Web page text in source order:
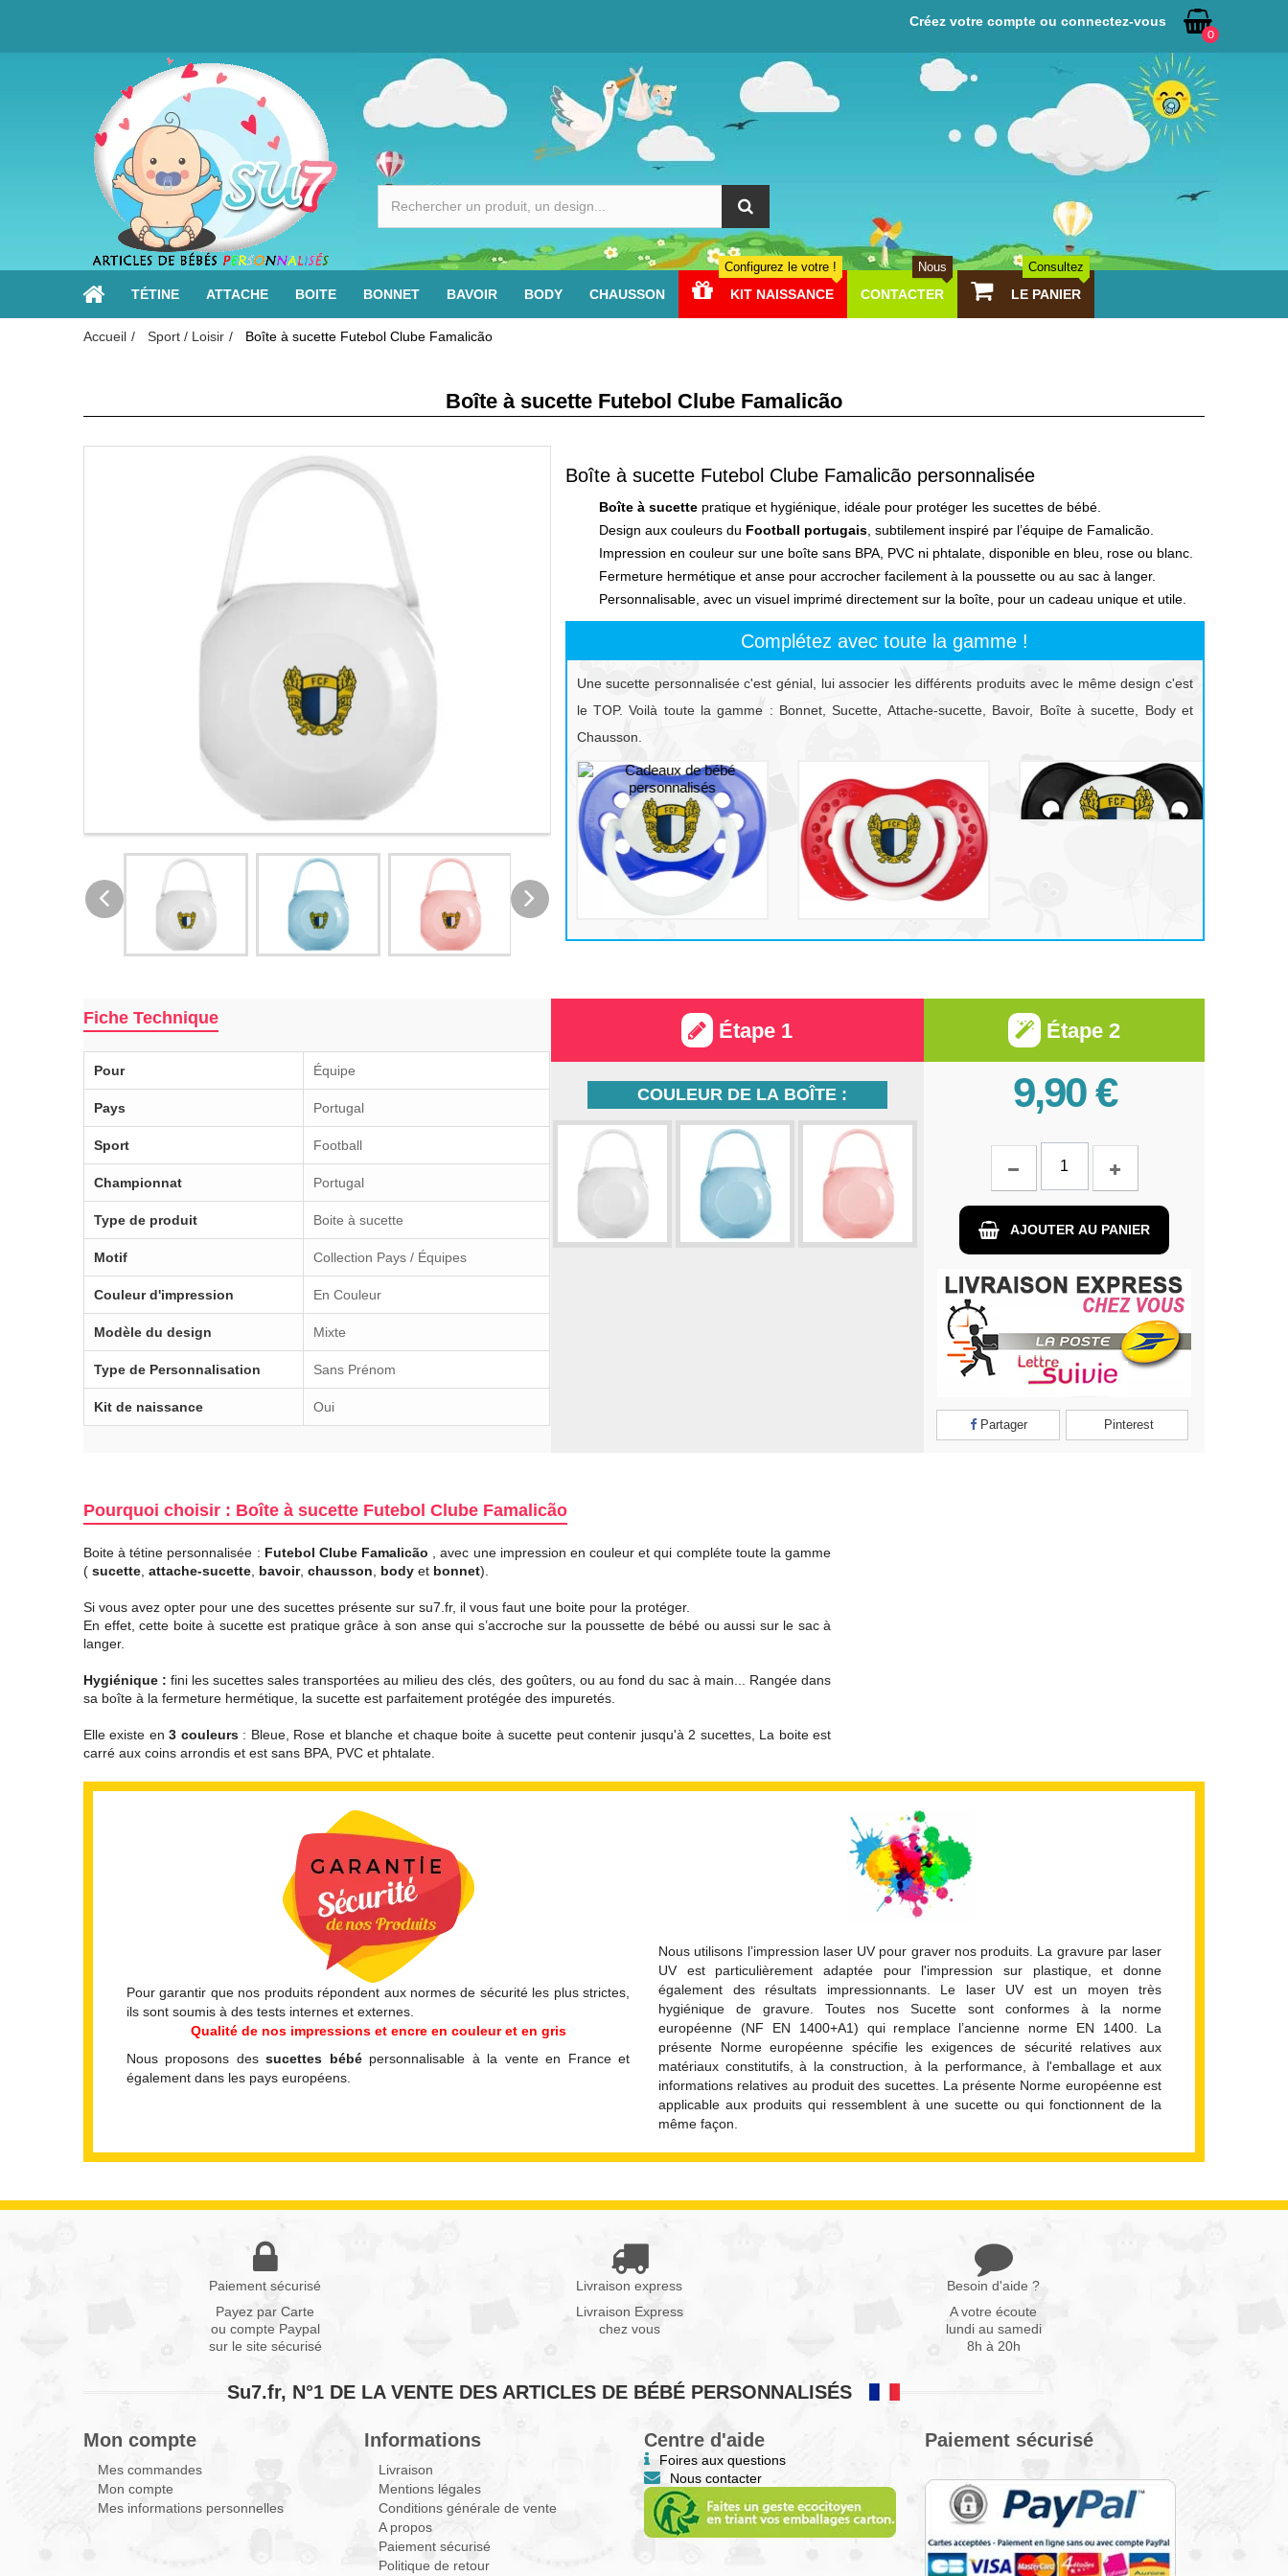
0
Créez votre compte ou connectez-vous
TÉTINE ATTACHE BOITE BONNET BAVOIR BODY CHAUSSON KIT NAISSANCE
Configurez le votre !
CONTACTER
Nous
LE PANIER
Consultez
Accueil Sport / Loisir Boîte à sucette Futebol Clube Famalicão
Boîte à sucette Futebol Clube Famalicão
Boîte à sucette Futebol Clube Famalicão personnalisée
Boîte à sucettepratique et hygiénique, idéale pour protéger les sucettes de bébé.
Design aux couleurs du Football portugais, subtilement inspiré par l’équipe de Famalicão.
Impression en couleur sur une boîte sans BPA, PVC ni phtalate, disponible en bleu, rose ou blanc.
Fermeture hermétique et anse pour accrocher facilement à la poussette ou au sac à langer.
Personnalisable, avec un visuel imprimé directement sur la boîte, pour un cadeau unique et utile.
Complétez avec toute la gamme !
Une sucette personnalisée c'est génial, lui associer les différents produits avec le même design c'est
le TOP. Voilà toute la gamme : Bonnet, Sucette, Attache-sucette, Bavoir, Boîte à sucette, Body et
Chausson.
next
Fiche Technique
Pour Équipe
Pays Portugal
Sport Football
Championnat Portugal
Type de produit Boite à sucette
Motif Collection Pays / Équipes
Couleur d'impression En Couleur
Modèle du design Mixte
Type de Personnalisation Sans Prénom
Kit de naissance Oui
Étape 1
COULEUR DE LA BOÎTE :
Étape 2
9,90 €
AJOUTER AU PANIER
Partager Pinterest
Pourquoi choisir : Boîte à sucette Futebol Clube Famalicão
Boite à tétine personnalisée : Futebol Clube Famalicão
, avec une impression en couleur et qui compléte toute la gamme
( sucette attache-sucette bavoir, chausson body et bonnet).
Si vous avez opter pour une des sucettes présente sur su7.fr, il vous faut une boite pour la protéger.
En effet, cette boite à sucette est pratique grâce à son anse qui s’accroche sur la poussette de bébé ou aussi sur le sac à
langer.
Hygiénique : fini les sucettes sales transportées au milieu des clés, des goûters, ou au fond du sac à main... Rangée dans
sa boîte à la fermeture hermétique, la sucette est parfaitement protégée des impuretés.
Elle existe en3 couleurs: Bleue, Rose et blanche et chaque boite à sucette peut contenir jusqu'à 2 sucettes, La boite est
carré aux coins arrondis et est sans BPA, PVC et phtalate.
Pour garantir que nos produits répondent aux normes de sécurité les plus strictes,
ils sont soumis à des tests internes et externes.
Qualité de nos impressions et encre en couleur et en gris
Nous proposons dessucettes bébépersonnalisable à la vente en France et
également dans les pays européens.
Nous utilisons l’impression laser UV pour graver nos produits. La gravure par laser
UV est particulièrement adaptée pour l'impression sur plastique, et donne
également des résultats impressionnants. Le laser UV est un moyen très
hygiénique de gravure. Toutes nos Sucette sont conformes à la norme
européenne (NF EN 1400+A1) qui remplace l’ancienne norme EN 1400. La
présente Norme européenne spécifie les exigences de sécurité relatives aux
matériaux constitutifs, à la construction, à la performance, à l'emballage et aux
informations relatives au produit des sucettes. La présente Norme européenne est
applicable aux produits qui ressemblent à une sucette ou qui fonctionnent de la
même façon.
Paiement sécurisé
Payez par Carte
ou compte Paypal
sur le site sécurisé
Livraison express
Livraison Express
chez vous
Besoin d'aide ?
A votre écoute
lundi au samedi
8h à 20h
Su7.fr, N°1 DE LA VENTE DES ARTICLES DE BÉBÉ PERSONNALISÉS
Mon compte
Mes commandes
Mon compte
Mes informations personnelles
Informations
Livraison
Mentions légales
Conditions générale de vente
A propos
Paiement sécurisé
Politique de retour
Centre d'aide
Foires aux questions
Nous contacter
Paiement sécurisé